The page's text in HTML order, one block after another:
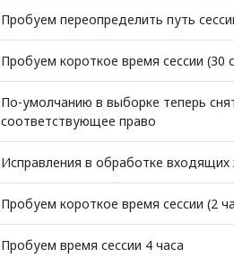
Пробуем переопределить путь
Пробуем короткое время сессии (30
По-умолчанию в выборке теперь
соответствующее право
Исправления в обработке входящих
Пробуем короткое время сессии (2
Пробуем время сессии 4 часа